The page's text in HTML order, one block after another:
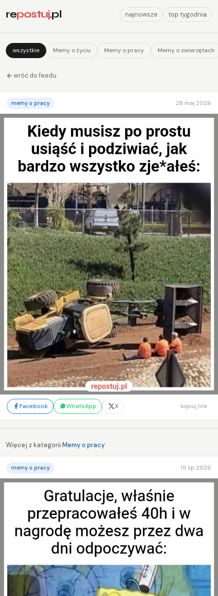
repostuj.pl najnowsze top tygodnia
wszystkie Memy o życiu Memy o pracy Memy o zwierzętach
wróć do feedu
memy o pracy 28 maj 2026
Facebook WhatsApp X kopiuj link
Więcej z kategorii Memy o pracy
memy o pracy 15 lip 2026